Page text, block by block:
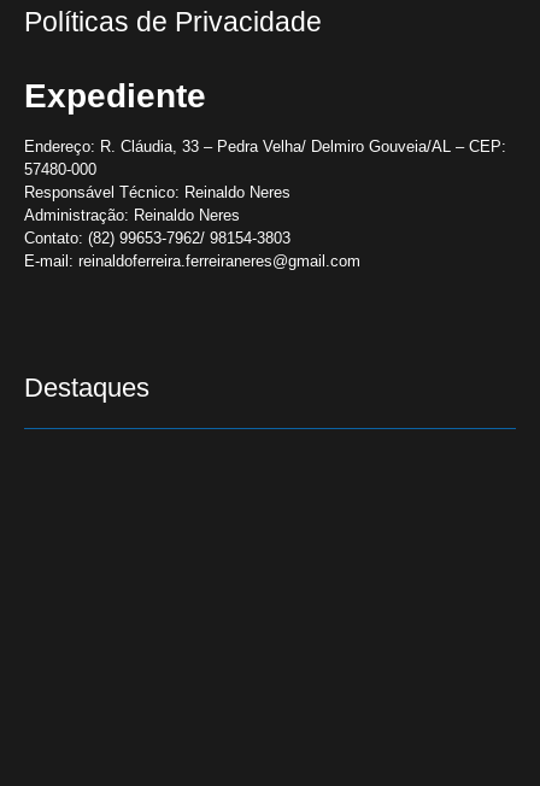
Políticas de Privacidade
Expediente
Endereço: R. Cláudia, 33 – Pedra Velha/ Delmiro Gouveia/AL – CEP:
57480-000
Responsável Técnico: Reinaldo Neres
Administração: Reinaldo Neres
Contato: (82) 99653-7962/ 98154-3803
E-mail: reinaldoferreira.ferreiraneres@gmail.com
Destaques